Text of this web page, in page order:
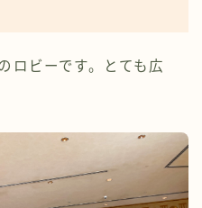
ロビーです。とても広